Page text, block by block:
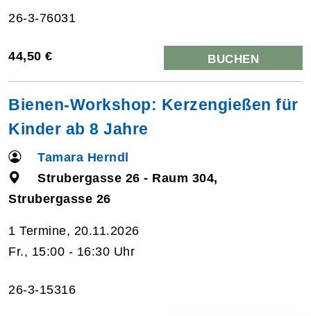
26-3-76031
44,50 € BUCHEN
Bienen-Workshop: Kerzengießen für
Kinder ab 8 Jahre
Tamara Herndl
Strubergasse 26 - Raum 304,
Strubergasse 26
1 Termine, 20.11.2026
Fr., 15:00 - 16:30 Uhr
26-3-15316